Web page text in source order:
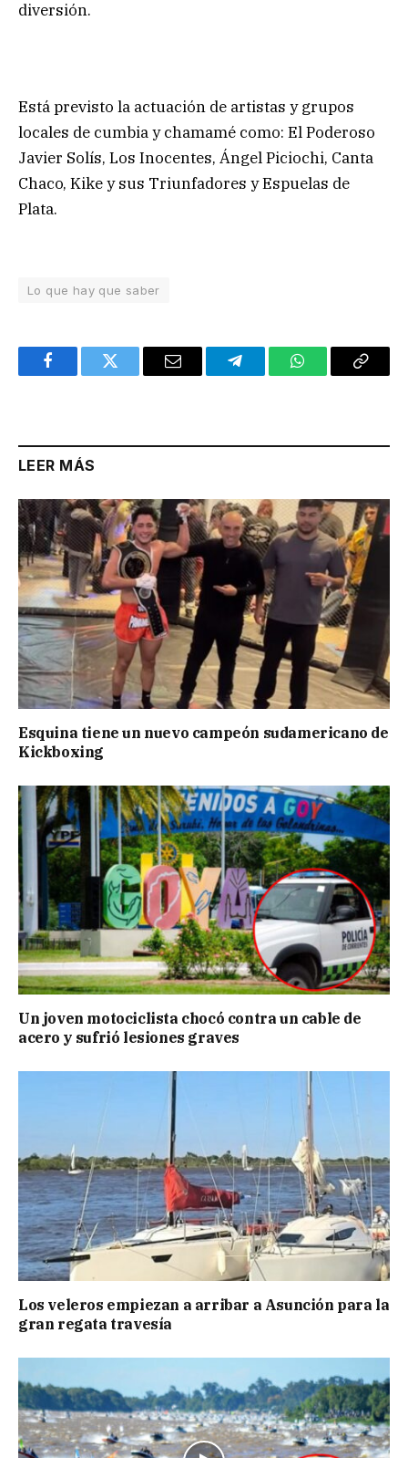
diversión.
Está previsto la actuación de artistas y grupos
locales de cumbia y chamamé como: El Poderoso
Javier Solís, Los Inocentes, Ángel Piciochi, Canta
Chaco, Kike y sus Triunfadores y Espuelas de
Plata.
Lo que hay que saber
FacebookTwitter Email TelegramWhatsAppCopy
LEER MÁS
Esquina tiene un nuevo campeón sudamericano de
Kickboxing
Un joven motociclista chocó contra un cable de
acero y sufrió lesiones graves
Los veleros empiezan a arribar a Asunción para la
gran regata travesía